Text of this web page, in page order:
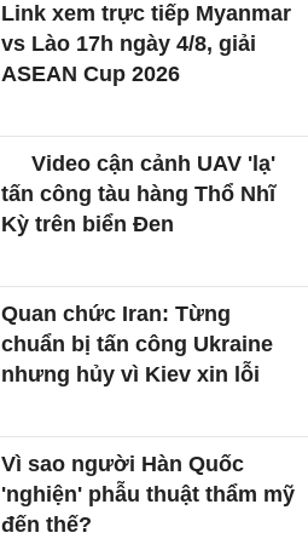
Link xem trực tiếp Myanmar
vs Lào 17h ngày 4/8, giải
ASEAN Cup 2026
Video cận cảnh UAV 'lạ'
tấn công tàu hàng Thổ Nhĩ
Kỳ trên biển Đen
Quan chức Iran: Từng
chuẩn bị tấn công Ukraine
nhưng hủy vì Kiev xin lỗi
Vì sao người Hàn Quốc
'nghiện' phẫu thuật thẩm mỹ
đến thế?